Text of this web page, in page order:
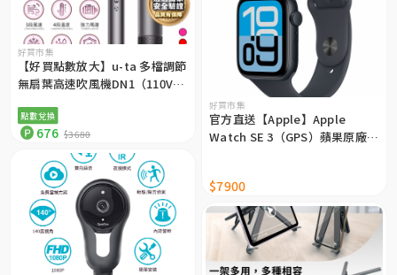
好買市集
【好買點數放大】u-ta 多檔調節
無扇葉高速吹風機DN1（110V專
點數兌換
676 $3680
好買市集
官方直送【Apple】Apple
Watch SE 3（GPS）蘋果原廠出
$7900